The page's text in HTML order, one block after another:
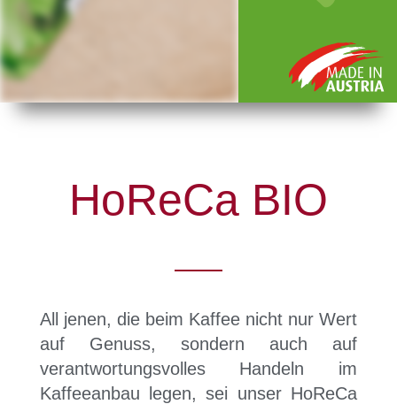
HoReCa BIO
All jenen, die beim Kaffee nicht nur Wert
auf Genuss, sondern auch auf
verantwortungsvolles Handeln im
Kaffeeanbau legen, sei unser HoReCa